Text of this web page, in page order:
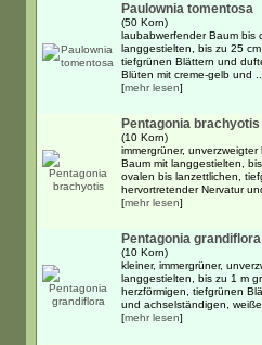
Paulownia tomentosa
(50 Korn)
laubabwerfender Baum bis
langgestielten, bis zu 25
tiefgrünen Blättern und
Blüten mit creme-gelb und
[mehr lesen]
Pentagonia brachyotis
(10 Korn)
immergrüner,
Baum mit langgestielten,
ovalen bis lanzettlichen,
hervortretender Nervatur
[mehr lesen]
Pentagonia grandiflora
(10 Korn)
kleiner, immergrüner,
langgestielten, bis zu 1 m
herzförmigen, tiefgrünen
und achselständigen,
[mehr lesen]